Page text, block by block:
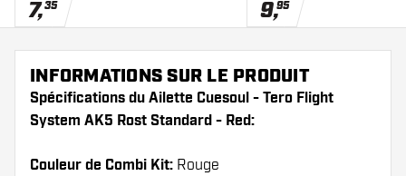
7,35 9,95
INFORMATIONS SUR LE PRODUIT
Spécifications du Ailette Cuesoul - Tero Flight
System AK5 Rost Standard - Red:
Couleur de Combi Kit: Rouge